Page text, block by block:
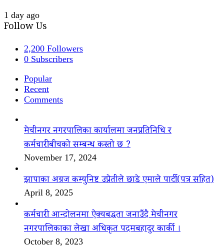
1 day ago
Follow Us
2,200 Followers
0 Subscribers
Popular
Recent
Comments
मेचीनगर नगरपालिका कार्यालमा जनप्रतिनिधि र
कर्मचारीबीचको सम्बन्ध कस्तो छ ?
November 17, 2024
झापाका अग्रज कम्युनिष्ट उप्रेतीले छाडे एमाले पार्टी(पत्र सहित)
April 8, 2025
कर्मचारी आन्दोलनमा ऐक्यबद्धता जनाउँदै मेचीनगर
नगरपालिकाका लेखा अधिकृत पदमबहादुर कार्की ।
October 8, 2023